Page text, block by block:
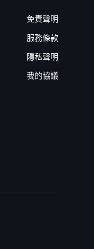
免責聲明
服務條款
隱私聲明
我的協議